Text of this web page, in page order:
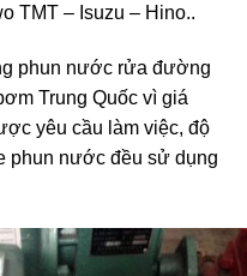
TMT – Isuzu – Hino..
phun nước rửa đường
Trung Quốc vì giá
yêu cầu làm việc, độ
phun nước đều sử dụng